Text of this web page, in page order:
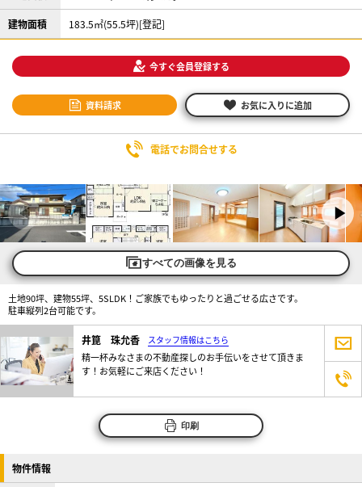
建物面積 183.5㎡(55.5坪)[登記]
今すぐ会員登録する
資料請求 お気に入りに追加
電話でお問合せする
すべての画像を見る
土地90坪、建物55坪、5SLDK！ご家族でもゆったりと過ごせる広さです。
駐車縦列2台可能です。
井箟 珠允香 スタッフ情報はこちら
精一杯みなさまの不動産探しのお手伝いをさせて頂きま
す！お気軽にご来店ください！
印刷
物件情報